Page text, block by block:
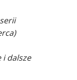
i dalsze